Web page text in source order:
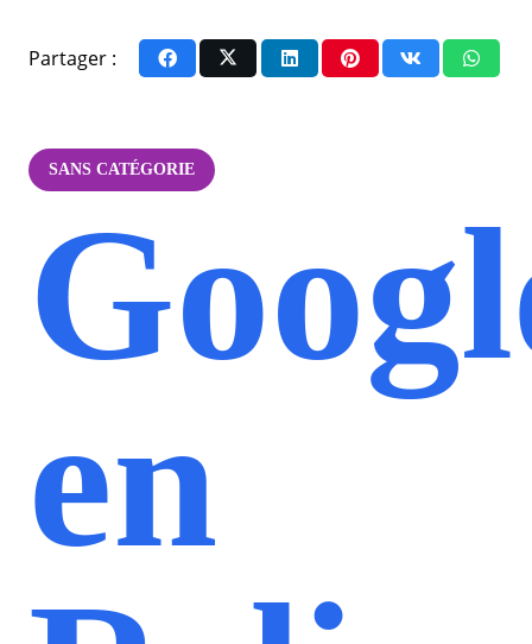
Partager :
SANS CATÉGORIE
en